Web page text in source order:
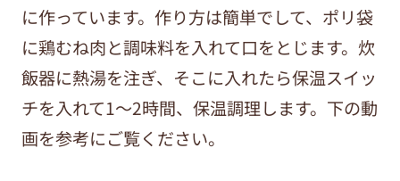
に作っています。作り方は簡単でして、ポリ袋
に鶏むね肉と調味料を入れて口をとじます。炊
飯器に熱湯を注ぎ、そこに入れたら保温スイッ
チを入れて1～2時間、保温調理します。下の動
画を参考にご覧ください。